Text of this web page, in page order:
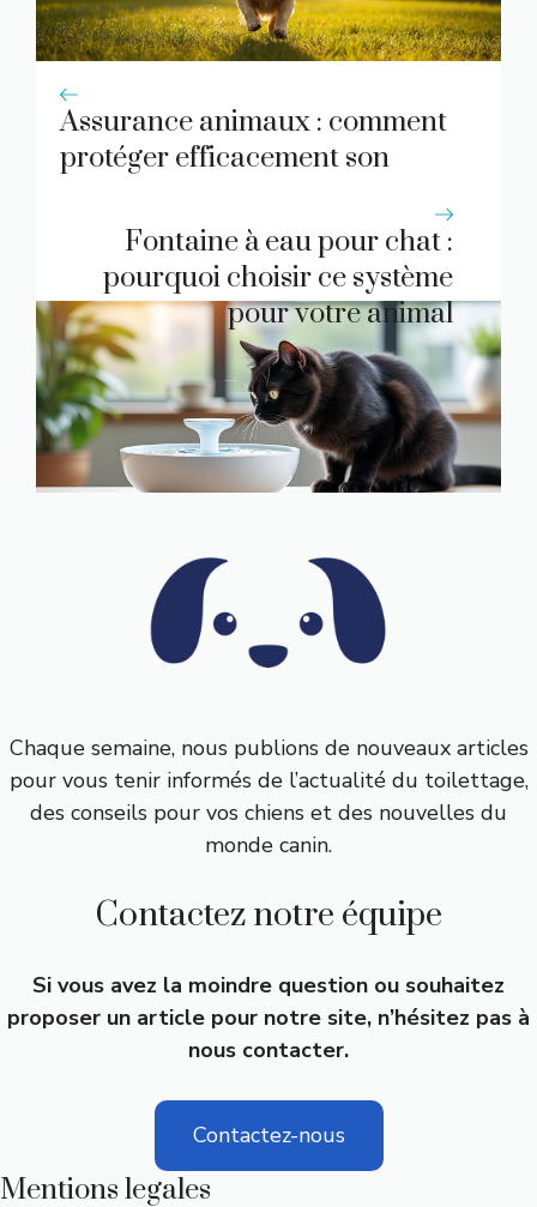
Assurance animaux : comment
protéger efficacement son
Fontaine à eau pour chat :
pourquoi choisir ce système
pour votre animal
Chaque semaine, nous publions de nouveaux articles
pour vous tenir informés de l’actualité du toilettage,
des conseils pour vos chiens et des nouvelles du
monde canin.
Contactez notre équipe
Si vous avez la moindre question ou souhaitez
proposer un article pour notre site, n’hésitez pas à
nous contacter.
Contactez-nous
Mentions legales